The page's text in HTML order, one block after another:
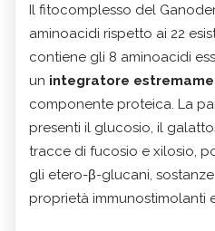
Il fitocomplesso del
aminoacidi rispetto ai 22
contiene gli 8 aminoacidi
un integratore
componente proteica. La
presenti il glucosio, il
tracce di fucosio e xilosio,
gli etero-β-glucani,
proprietà immunostimolanti